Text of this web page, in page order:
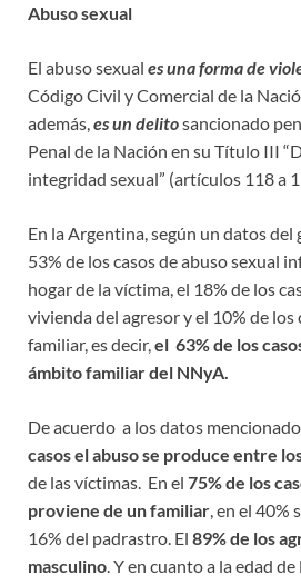
Abuso sexual
El abuso sexual es una forma de
Código Civil y Comercial de la
además,es un delitosancionado
Penal de la Nación en su Título III
integridad sexual” (artículos 118 a
En la Argentina, según un datos
53% de los casos de abuso sexual
hogar de la víctima, el 18% de los
vivienda del agresor y el 10% de los
familiar, es decir,el 63% de los
ámbito familiar del NNyA.
De acuerdo a los datos
casos el abuso se produce entre
de las víctimas. En el 75% de los
proviene de un familiar, en el 40%
16% del padrastro. El 89% de los
masculino. Y en cuanto a la edad